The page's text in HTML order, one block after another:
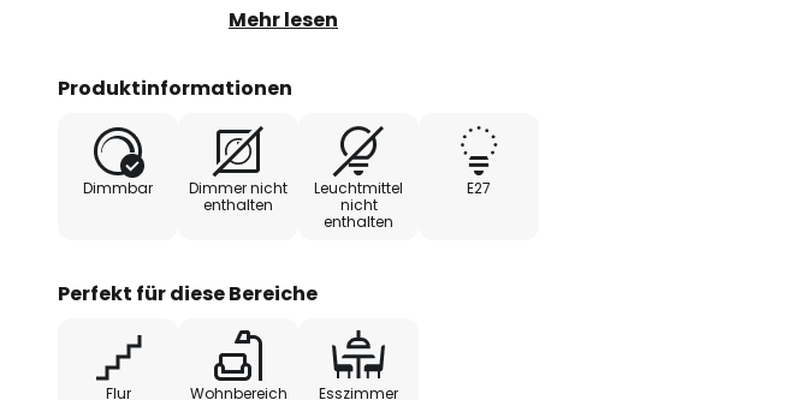
mundgeblasene Opalglas einen Charme, dem man sich kaum
kommt diese Leuchte mit dem gewissen Etwas gut zur Geltung.
raffinierte Art und Weise deutlich aufgewertet werden.
Höchsten Qualitätsstandards wird Milan Iluminaci mit dieser
Leuchte natürlich gerecht.
Mehr lesen
Produktinformationen
Dimmbar
Dimmer nicht
enthalten
Leuchtmittel
nicht
enthalten
E27
Perfekt für diese Bereiche
Flur Wohnbereich Esszimmer